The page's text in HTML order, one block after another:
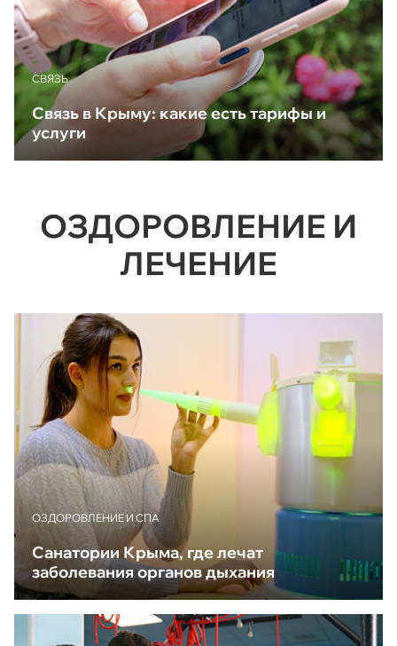
CВЯЗЬ
Связь в Крыму: какие есть тарифы и
услуги
ОЗДОРОВЛЕНИЕ И
ЛЕЧЕНИЕ
ОЗДОРОВЛЕНИЕ И СПА
Санатории Крыма, где лечат
заболевания органов дыхания